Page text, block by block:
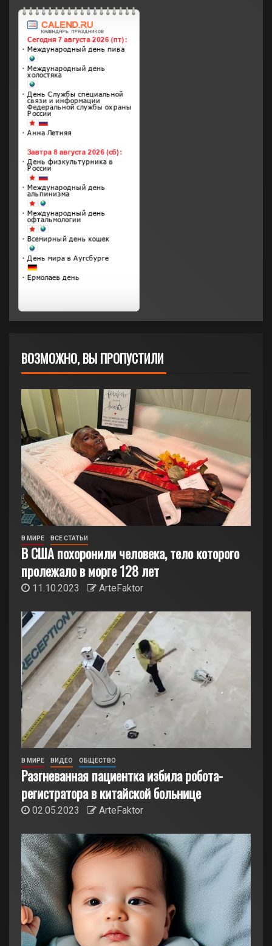
ВОЗМОЖНО, ВЫ ПРОПУСТИЛИ
В МИРЕ ВСЕ СТАТЬИ
В США похоронили человека, тело которого
пролежало в морге 128 лет
11.10.2023 ArteFaktor
В МИРЕ ВИДЕО ОБЩЕСТВО
Разгневанная пациентка избила робота-
регистратора в китайской больнице
02.05.2023 ArteFaktor